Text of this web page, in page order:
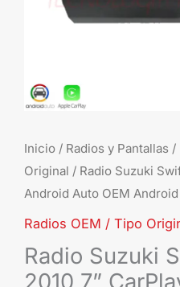
Inicio / Radios y Pantallas /
Original / Radio Suzuki
Android Auto OEM Android
Radios OEM / Tipo
Radio Suzuki
2010 7”